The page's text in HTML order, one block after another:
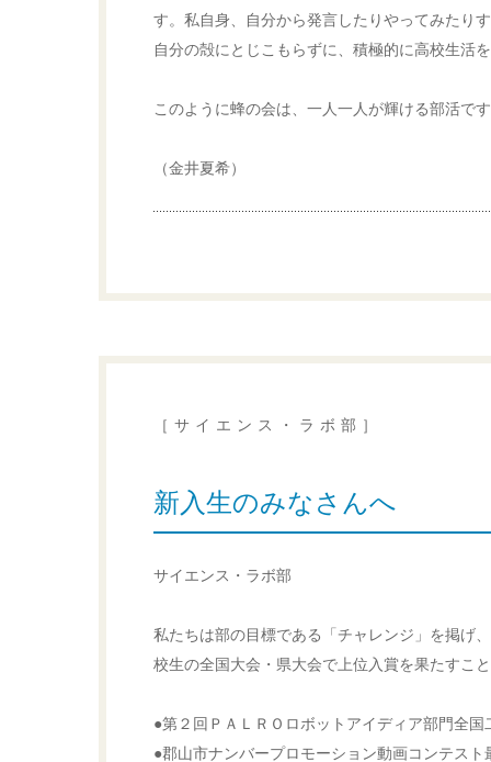
す。私自身、自分から発言したりやってみたり
自分の殻にとじこもらずに、積極的に高校生活
このように蜂の会は、一人一人が輝ける部活で
（金井夏希）
［サイエンス・ラボ部］
新入生のみなさんへ
サイエンス・ラボ部
私たちは部の目標である「チャレンジ」を掲げ
校生の全国大会・県大会で上位入賞を果たすこ
●第２回ＰＡＬＲＯロボットアイディア部門全国
●郡山市ナンバープロモーション動画コンテスト